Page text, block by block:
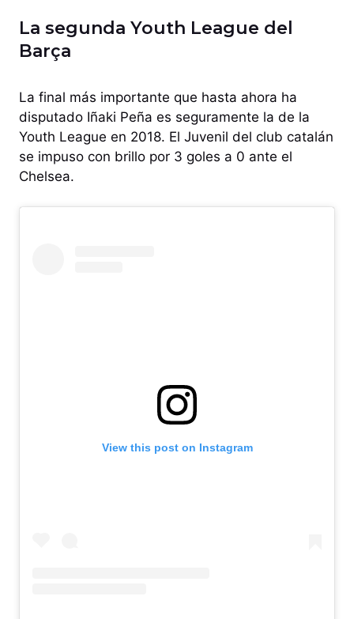
La segunda Youth League del
Barça
La final más importante que hasta ahora ha
disputado Iñaki Peña es seguramente la de la
Youth League en 2018. El Juvenil del club catalán
se impuso con brillo por 3 goles a 0 ante el
Chelsea.
View this post on Instagram